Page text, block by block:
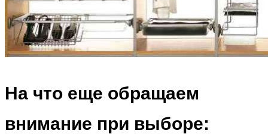
На что еще обращаем
внимание при выборе: